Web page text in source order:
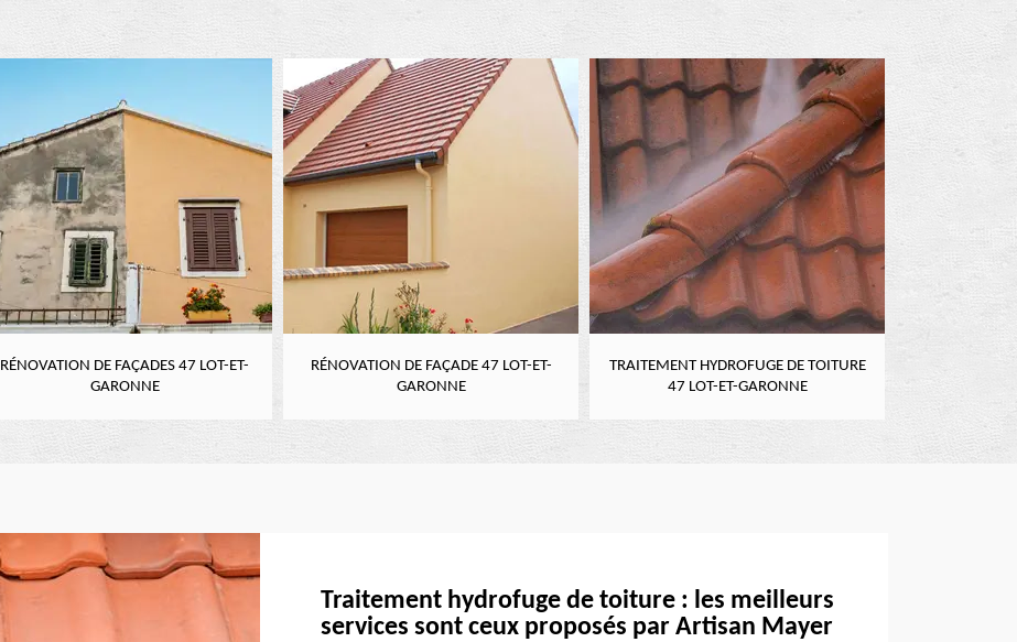
RÉNOVATION DE FAÇADES 47 LOT-ET-
GARONNE
RÉNOVATION DE FAÇADE 47 LOT-ET-
GARONNE
TRAITEMENT HYDROFUGE DE TOITURE
47 LOT-ET-GARONNE
Traitement hydrofuge de toiture : les meilleurs
services sont ceux proposés par Artisan Mayer